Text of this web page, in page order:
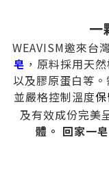
一
WEAVISM邀來台
皂 ，原料採用天
以及膠原蛋白等
並嚴格控制溫度
及有效成份完美
體。 回家一